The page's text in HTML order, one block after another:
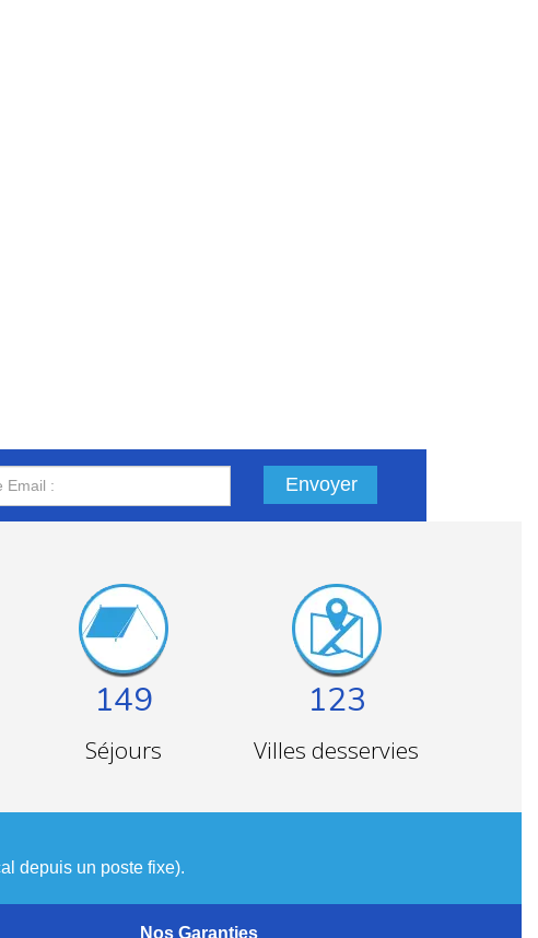
Envoyer
149
Séjours
123
Villes desservies
depuis un poste fixe).
Nos Garanties